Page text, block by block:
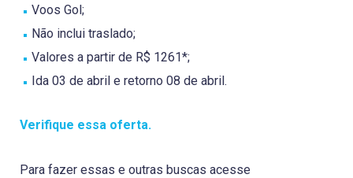
Voos Gol;
Não inclui traslado;
Valores a partir de R$ 1261*;
Ida 03 de abril e retorno 08 de abril.
Verifique essa oferta.
Para fazer essas e outras buscas acesse